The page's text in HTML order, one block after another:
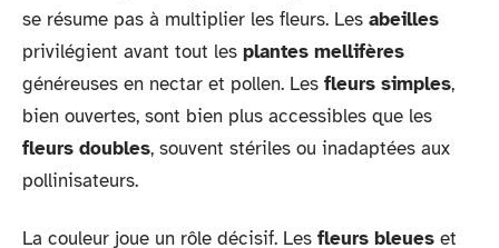
se résume pas à multiplier les fleurs. Les abeilles
privilégient avant tout les plantes mellifères
généreuses en nectar et pollen. Les fleurs simples,
bien ouvertes, sont bien plus accessibles que les
fleurs doubles, souvent stériles ou inadaptées aux
pollinisateurs.
La couleur joue un rôle décisif. Les fleurs bleues et